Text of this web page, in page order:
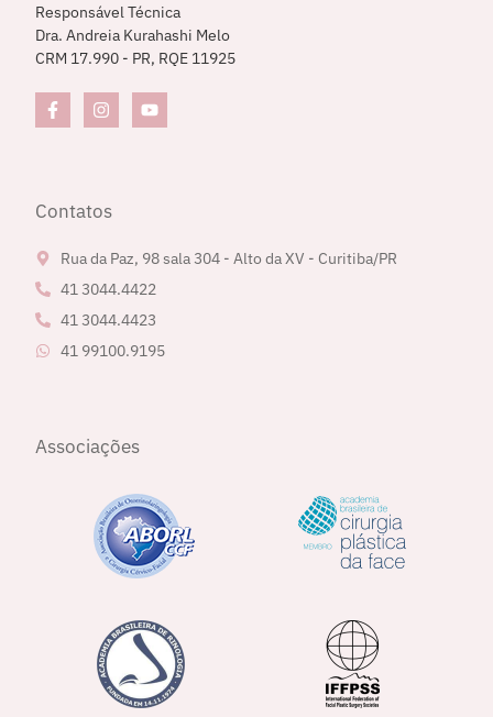
Responsável Técnica
Dra. Andreia Kurahashi Melo
CRM 17.990 - PR, RQE 11925
Contatos
Rua da Paz, 98 sala 304 - Alto da XV - Curitiba/PR
41 3044.4422
41 3044.4423
41 99100.9195
Associações